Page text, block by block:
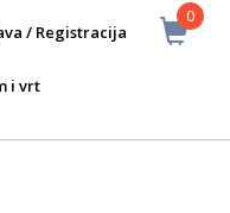
0
/ Registracija
i vrt